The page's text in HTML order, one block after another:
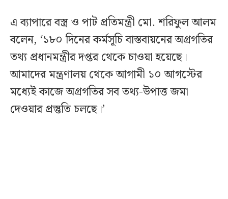
এ ব্যাপারে বস্ত্র ও পাট প্রতিমন্ত্রী মো. শরিফুল আলম
বলেন, ‘১৮০ দিনের কর্মসূচি বাস্তবায়নের অগ্রগতির
তথ্য প্রধানমন্ত্রীর দপ্তর থেকে চাওয়া হয়েছে।
আমাদের মন্ত্রণালয় থেকে আগামী ১০ আগস্টের
মধ্যেই কাজে অগ্রগতির সব তথ্য-উপাত্ত জমা
দেওয়ার প্রস্তুতি চলছে।’